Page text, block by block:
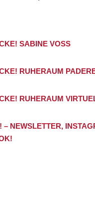
SABINE VOSS
RUHERAUM
RUHERAUM
– NEWSLETTER,